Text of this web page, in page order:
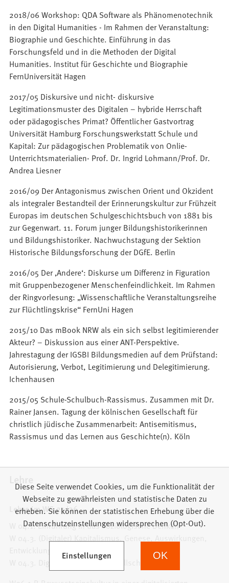
2018/06 Workshop: QDA Software als Phänomenotechnik
in den Digital Humanities - Im Rahmen der Veranstaltung:
Biographie und Geschichte. Einführung in das
Forschungsfeld und in die Methoden der Digital
Humanities. Institut für Geschichte und Biographie
FernUniversität Hagen
2017/05 Diskursive und nicht- diskursive
Legitimationsmuster des Digitalen – hybride Herrschaft
oder pädagogisches Primat? Öffentlicher Gastvortrag
Universität Hamburg Forschungswerkstatt Schule und
Kapital: Zur pädagogischen Problematik von Onlie-
Unterrichtsmaterialien- Prof. Dr. Ingrid Lohmann/Prof. Dr.
Andrea Liesner
2016/09 Der Antagonismus zwischen Orient und Okzident
als integraler Bestandteil der Erinnerungskultur zur Frühzeit
Europas im deutschen Schulgeschichtsbuch von 1881 bis
zur Gegenwart. 11. Forum junger Bildungshistorikerinnen
und Bildungshistoriker. Nachwuchstagung der Sektion
Historische Bildungsforschung der DGfE. Berlin
2016/05 Der ‚Andere‘: Diskurse um Differenz in Figuration
mit Gruppenbezogener Menschenfeindlichkeit. Im Rahmen
der Ringvorlesung: „Wissenschaftliche Veranstaltungsreihe
zur Flüchtlingskrise“ FernUni Hagen
2015/10 Das mBook NRW als ein sich selbst legitimierender
Akteur? – Diskussion aus einer ANT-Perspektive.
Jahrestagung der IGSBI Bildungsmedien auf dem Prüfstand:
Autorisierung, Verbot, Legitimierung und Delegitimierung.
Ichenhausen
2015/05 Schule-Schulbuch-Rassismus. Zusammen mit Dr.
Rainer Jansen. Tagung der kölnischen Gesellschaft für
christlich jüdische Zusammenarbeit: Antisemitismus,
Rassismus und das Lernen aus Geschichte(n). Köln
Lehre im WS 25/26
W 04.1. Einführung in das soziologische Denken
Entwicklungen und Widerstand
W 04.3. Digitalisierung und Gesellschaft
Diese Seite verwendet Cookies, um die Funktionalität der
Webseite zu gewährleisten und statistische Daten zu
erheben. Sie können der statistischen Erhebung über die
Datenschutzeinstellungen widersprechen (Opt-Out).
Einstellungen
(Öffnet in einem neuen Tab) OK